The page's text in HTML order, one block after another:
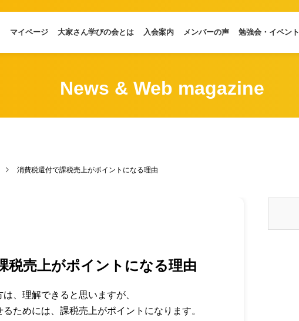
マイページ 大家さん学びの会とは 入会案内 メンバーの声 勉強会・イベント
News & Web magazine
消費税還付で課税売上がポイントになる理由
税売上がポイントになる理由
、理解できると思いますが、
ためには、課税売上がポイントになります。